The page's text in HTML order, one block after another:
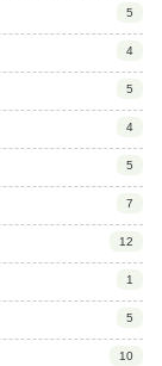
5
4
5
4
5
7
12
1
5
10